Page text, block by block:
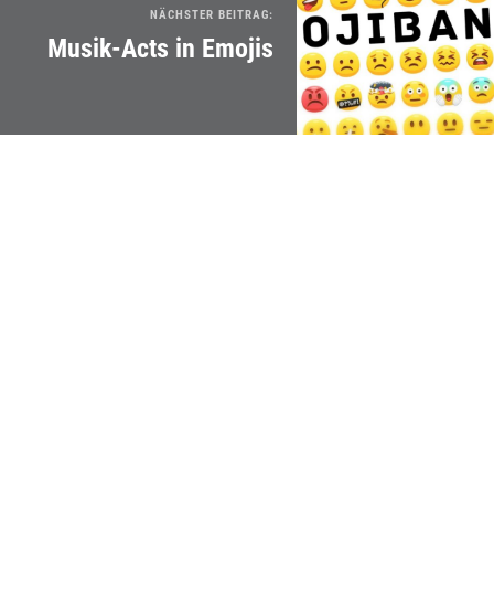
NÄCHSTER BEITRAG:
Musik-Acts in Emojis